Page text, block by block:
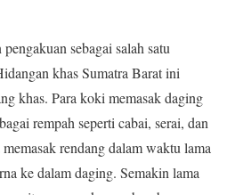
sebagai salah satu
khas Sumatra Barat ini
khas. Para koki memasak daging
rempah seperti cabai, serai, dan
rendang dalam waktu lama
ke dalam daging. Semakin lama